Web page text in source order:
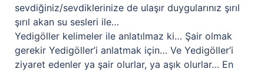
sevdiğiniz/sevdiklerinize de ulaşır duygularınız şırıl
şırıl akan su sesleri ile…
Yedigöller kelimeler ile anlatılmaz ki… Şair olmak
gerekir Yedigöller’i anlatmak için… Ve Yedigöller’i
ziyaret edenler ya şair olurlar, ya aşık olurlar… En